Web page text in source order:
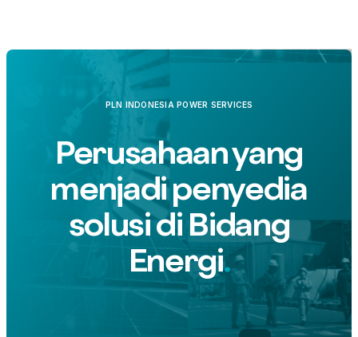
PLN INDONESIA POWER SERVICES
Perusahaan yang
menjadi penyedia
solusi di Bidang
Energi